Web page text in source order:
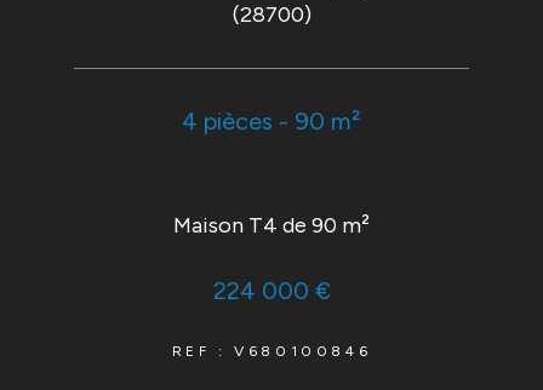
(28700)
4 pièces - 90 m²
Maison T4 de 90 m²
224 000 €
REF : V680100846